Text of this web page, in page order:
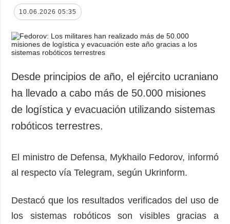
Economía
Defensa
Sociedad y
Cultura
Crimen
Desastres y
emergencias
protección de
datos personales
ADICIONAL
Entrevistas
Fotos
Video
imágenes
10.06.2026 05:35
Desde principios de año, el ejército ucraniano
ha llevado a cabo más de 50.000 misiones
de logística y evacuación utilizando sistemas
robóticos terrestres.
El ministro de Defensa, Mykhailo Fedorov, informó
al respecto vía Telegram, según Ukrinform.
Destacó que los resultados verificados del uso de
los sistemas robóticos son visibles gracias a